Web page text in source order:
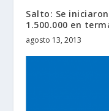
Salto: Se
1.500.000 en
agosto 13, 2013